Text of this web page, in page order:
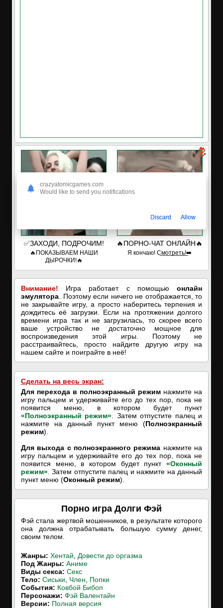
✅ЗАХОДИ, ПОДРОЧИМ!
🔥ПОКАЗЫВАЕМ НАШИ
ДЫРОЧКИ!🔥
🔥ПОРНО-ЧАТ ОНЛАЙН🔥
Я кончаю! С͟м͟о͟т͟р͟е͟т͟ь͟!➡️
Внимание! Игра работает с помощью онлайн
эмулятора . Поэтому если ничего не отображается, то
не закрывайте игру, а просто наберитесь терпения и
дождитесь её загрузки. Если на протяжении долгого
времени игра так и не загрузилась, то скорее всего
ваше устройство не достаточно мощное для
воспроизведения этой игры. Поэтому не
расстраивайтесь, просто найдите другую игру на
нашем сайте и поиграйте в неё!
Сделать на весь экран:
Для перехода в полноэкранный режим нажмите на
игру пальцем и удерживайте его до тех пор, пока не
появится меню, в котором будет пункт
«Полноэкранный режим» . Затем отпустите палец и
нажмите на данный пункт меню (Полноэкранный
режим).
Для выхода с полноэкранного режима нажмите на
игру пальцем и удерживайте его до тех пор, пока не
появится меню, в котором будет пункт «Оконный
режим» . Затем отпустите палец и нажмите на данный
пункт меню (Оконный режим).
Порно игра Долги Фэй
Фэй стала жертвой мошенников, в результате которого
она должна отрабатывать большую сумму денег,
своим телом.
Жанры: Хентай
Довести до оргазма
Под Жанры: Аниме
Виды секса: Секс
Тело: Сиськи Член
Попки
События: Ковбой Бибоп
Персонажи: Фэй Валентайн
Версии: Полная версия
crazyatomicgames.com
Would like to send you notifications
Discard Allow